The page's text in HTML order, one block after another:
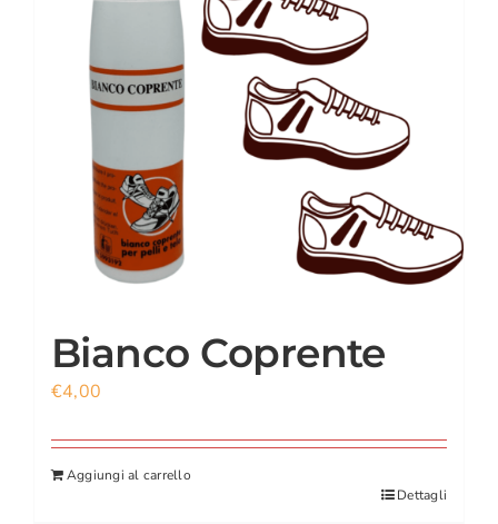
ACCOUNT
Bianco Coprente
€4,00
Aggiungi al carrello
Dettagli